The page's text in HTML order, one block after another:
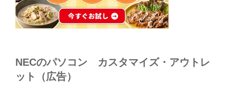
NECのパソコン カスタマイズ・アウトレ
ット（広告）